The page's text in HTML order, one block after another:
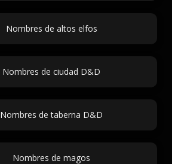
Nombres de altos elfos
Nombres de ciudad D&D
Nombres de taberna D&D
Nombres de magos